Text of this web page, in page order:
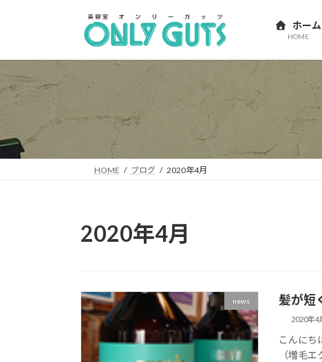
ン
へ
ッ
プ
ー
ョ
移
動
ホーム
HOME
HOME ブログ 2020年4月
2020年4月
news 髪が短
2020年4
こんにち
（増毛